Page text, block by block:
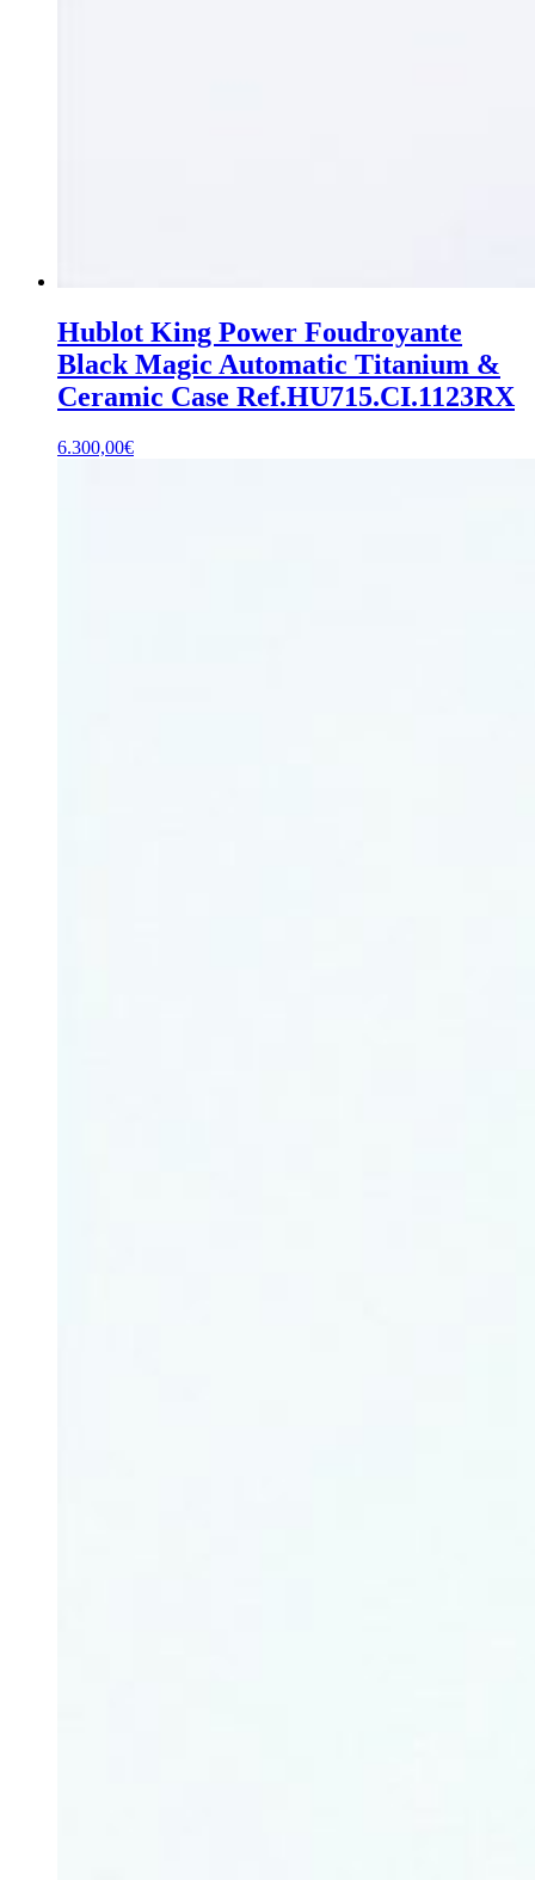
Hublot King Power Foudroyante
Black Magic Automatic Titanium &
Ceramic Case Ref.HU715.CI.1123RX
6.300,00€